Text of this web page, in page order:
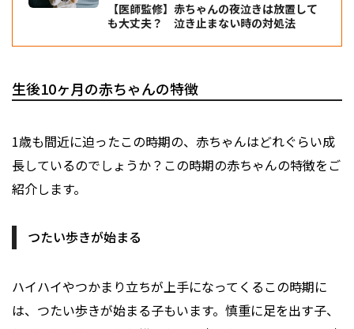
【医師監修】赤ちゃんの夜泣きは放置して
も大丈夫？ 泣き止まない時の対処法
生後10ヶ月の赤ちゃんの特徴
1歳も間近に迫ったこの時期の、赤ちゃんはどれぐらい成
長しているのでしょうか？この時期の赤ちゃんの特徴をご
紹介します。
つたい歩きが始まる
ハイハイやつかまり立ちが上手になってくるこの時期に
は、つたい歩きが始まる子もいます。慎重に足を出す子、